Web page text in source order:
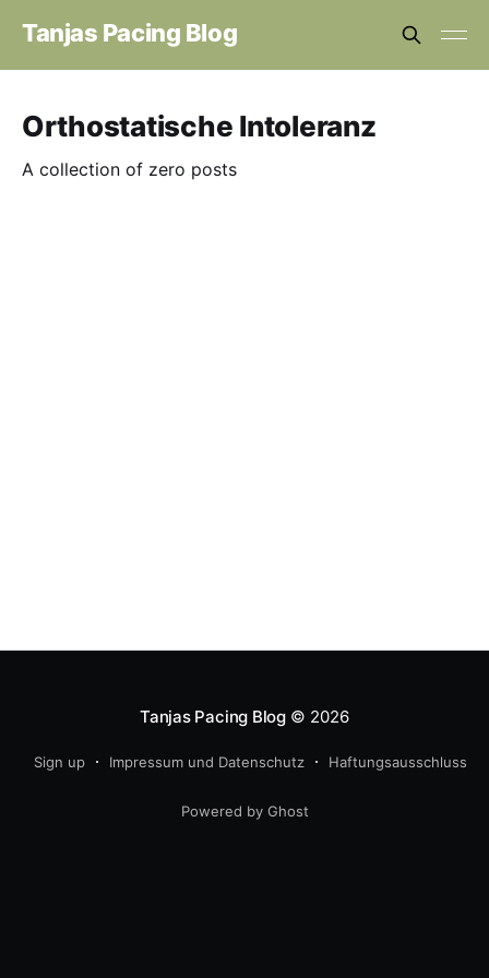
Tanjas Pacing Blog
Orthostatische Intoleranz
A collection of zero posts
Tanjas Pacing Blog© 2026
Sign up Impressum und Datenschutz Haftungsausschluss
Powered by Ghost